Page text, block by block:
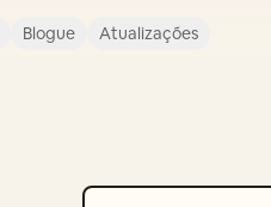
Blogue Atualizações